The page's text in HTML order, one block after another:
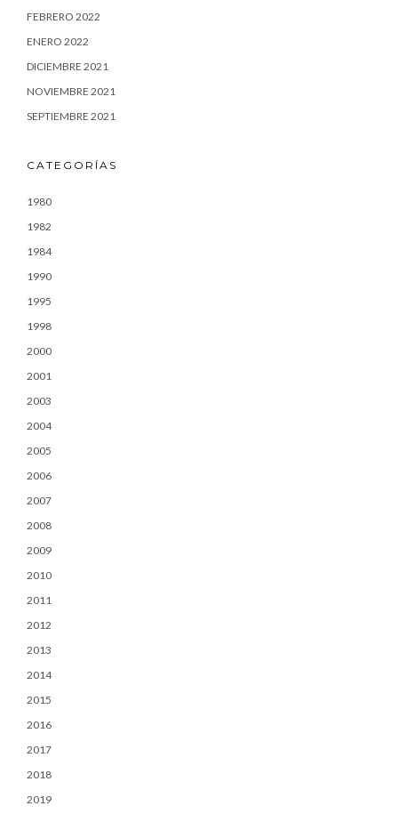
FEBRERO 2022
ENERO 2022
DICIEMBRE 2021
NOVIEMBRE 2021
SEPTIEMBRE 2021
CATEGORÍAS
1980
1982
1984
1990
1995
1998
2000
2001
2003
2004
2005
2006
2007
2008
2009
2010
2011
2012
2013
2014
2015
2016
2017
2018
2019